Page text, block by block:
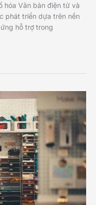
hóa Văn bản điện tử và
phát triển dựa trên nền
hỗ trợ trong